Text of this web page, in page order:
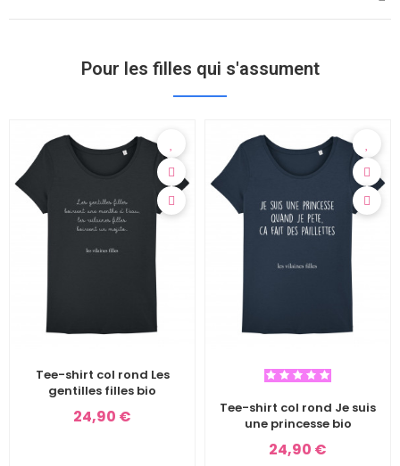
Pour les filles qui s'assument
Tee-shirt col rond Les
gentilles filles bio
24,90 €
Tee-shirt col rond Je suis
une princesse bio
24,90 €